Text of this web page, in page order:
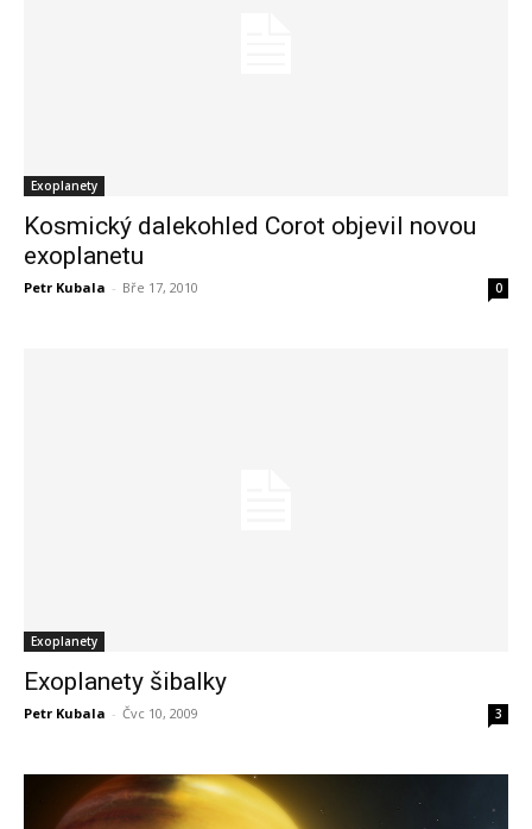
Exoplanety
Kosmický dalekohled Corot objevil novou
exoplanetu
Petr Kubala - Bře 17, 2010 0
Exoplanety
Exoplanety šibalky
Petr Kubala - Čvc 10, 2009 3